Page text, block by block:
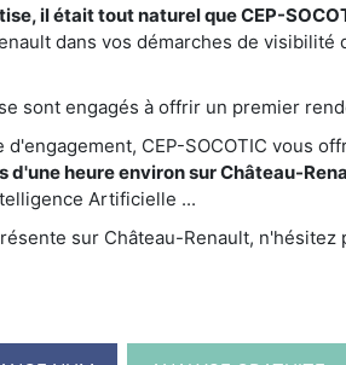
il était tout naturel que CEP-
dans vos démarches de
sont engagés à offrir un premier
CEP-SOCOTIC vous
d'une heure environ sur Château-
Artificielle ...
sur Château-Renault,